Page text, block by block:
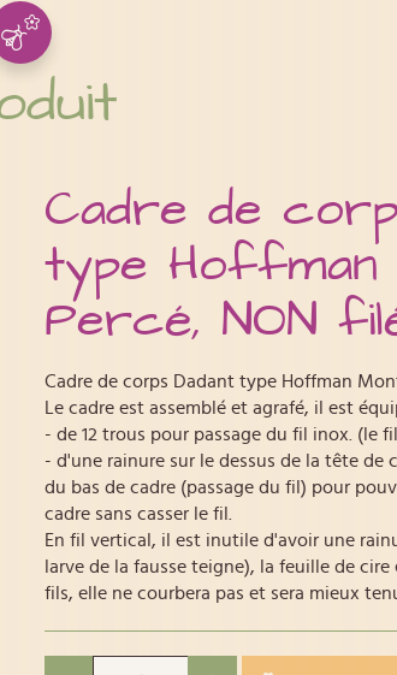
Cadre de
type Hoffman
Percé, NON
Cadre de corps Dadant type Hoffman
Le cadre est assemblé et agrafé, il est
- de 12 trous pour passage du fil inox. (le
- d'une rainure sur le dessus de la tête de
du bas de cadre (passage du fil) pour
cadre sans casser le fil.
En fil vertical, il est inutile d'avoir une
larve de la fausse teigne), la feuille de
fils, elle ne courbera pas et sera mieux